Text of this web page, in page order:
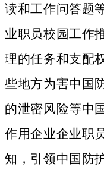
读和工作问答题
业职员校园工作
理的任务和支配
些地方为害中国
的泄密风险等中
作用企业企业职
知，引领中国防